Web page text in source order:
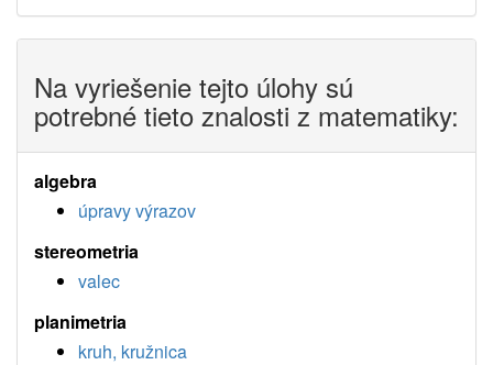
Na vyriešenie tejto úlohy sú
potrebné tieto znalosti z matematiky:
algebra
úpravy výrazov
stereometria
valec
planimetria
kruh, kružnica